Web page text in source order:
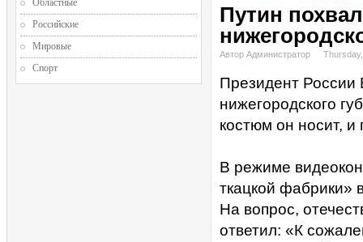
Путин
Автор Администратор
Президент России
нижегородского
костюм он носит, и
В режиме
ткацкой фабрики»
На вопрос,
ответил: «К
Областные
Российские
Мировые
Спорт